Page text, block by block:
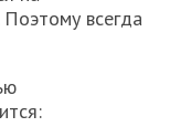
всегда